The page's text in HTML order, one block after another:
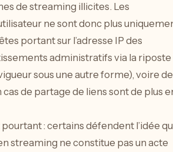
de streaming illicites. Les
ne sont donc plus
portant sur l’adresse IP des
administratifs via la riposte
sous une autre forme), voire
de partage de liens sont de plus
: certains défendent l’idée
streaming ne constitue pas un acte